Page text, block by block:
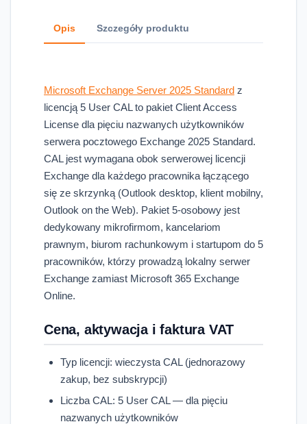
Opis Szczegóły produktu
Microsoft Exchange Server 2025 Standard z
licencją 5 User CAL to pakiet Client Access
License dla pięciu nazwanych użytkowników
serwera pocztowego Exchange 2025 Standard.
CAL jest wymagana obok serwerowej licencji
Exchange dla każdego pracownika łączącego
się ze skrzynką (Outlook desktop, klient mobilny,
Outlook on the Web). Pakiet 5-osobowy jest
dedykowany mikrofirmom, kancelariom
prawnym, biurom rachunkowym i startupom do 5
pracowników, którzy prowadzą lokalny serwer
Exchange zamiast Microsoft 365 Exchange
Online.
Cena, aktywacja i faktura VAT
Typ licencji: wieczysta CAL (jednorazowy
zakup, bez subskrypcji)
Liczba CAL: 5 User CAL — dla pięciu
nazwanych użytkowników